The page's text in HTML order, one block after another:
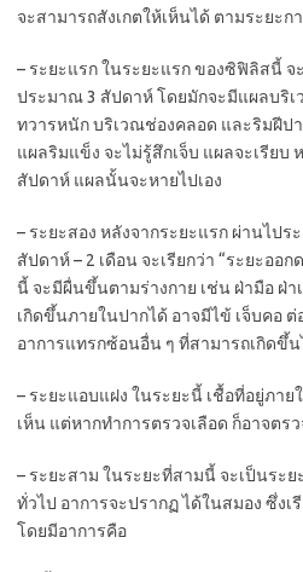
จะสามารถสังเกตให้เห็นได้ ตามระยะก
– ระยะแรก ในระยะแรก ของซิฟิลิสนี้ จ
ประมาณ 3 สัปดาห์ โดยมักจะมีแผลบริ
ทวารหนัก บริเวณช่องคลอด และริมฝีปา
แผลริมแข็ง จะไม่รู้สึกเจ็บ แผลจะเรียบ
สัปดาห์ แผลนั้นจะหายไปเอง
– ระยะสอง หลังจากระยะแรก ผ่านไป
สัปดาห์ – 2 เดือน จะเรียกว่า “ระยะออ
นี้ จะมีผื่นขึ้นตามร่างกาย เช่น ฝ่ามือ ฝ่
เกิดขึ้นภายในปากได้ อาจมีไข้ เจ็บคอ
อาการแทรกซ้อนอื่น ๆ ที่สามารถเกิดขึ้น
– ระยะแอบแฝง ในระยะนี้ เชื้อที่อยู่ภา
เห็น แต่หากทำการตรวจเลือด ก็อาจตร
– ระยะสาม ในระยะที่สามนี้ จะเป็นระ
ทั่วไป อาการจะปรากฏ ได้ในสมอง ซึ่งเ
โดยมีอาการคือ